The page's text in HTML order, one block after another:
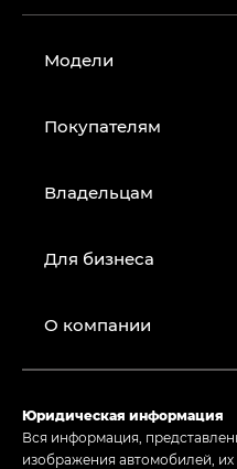
Модели
Покупателям
Владельцам
Для бизнеса
О компании
Юридическая информация
Вся информация,
изображения автомобилей,